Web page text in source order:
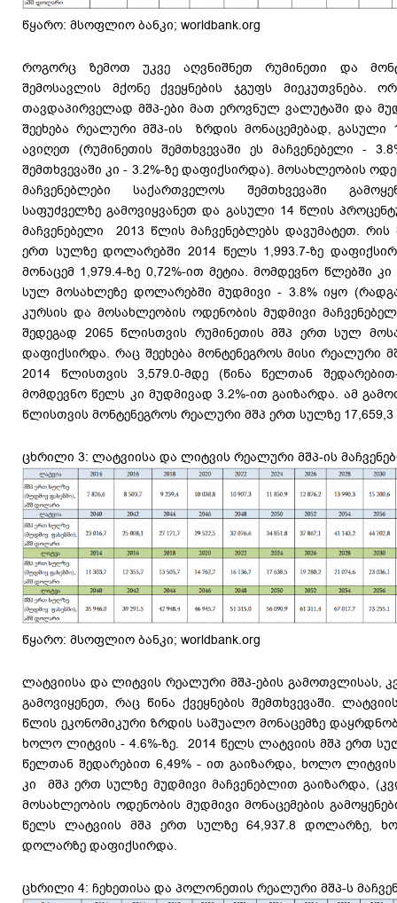
წყარო: მსოფლიო ბანკი; worldbank.org
როგორც ზემოთ უკვე აღვნიშნეთ რუმინეთი და
შემოსავლის მქონე ქვეყნების ჯგუფს მიეკუთვნება.
თავდაპირველად მშპ-ები მათ ეროვნულ ვალუტაში და
შეეხება რეალური მშპ-ის ზრდის მონაცემებად,
ავიღეთ (რუმინეთის შემთხვევაში ეს მაჩვენებელი -
შემთხვევაში კი - 3.2%-ზე დაფიქსირდა). მოსახლეობის
მაჩვენებლები საქართველოს შემთხვევაში
საფუძველზე გამოვიყვანეთ და გასული 14 წლის
მაჩვენებელი 2013 წლის მაჩვენებლებს დავუმატეთ. რის
ერთ სულზე დოლარებში 2014 წელს 1,993.7-ზე
მონაცემ 1,979.4-ზე 0,72%-ით მეტია. მომდევნო წლებში
სულ მოსახლეზე დოლარებში მუდმივი - 3.8% იყო
კურსის და მოსახლეობის ოდენობის მუდმივი
შედეგად 2065 წლისთვის რუმინეთის მშპ ერთ სულ
დაფიქსირდა. რაც შეეხება მონტენეგროს მისი რეალური
2014 წლისთვის 3,579.0-მდე (წინა წელთან
მომდევნო წელს კი მუდმივად 3.2%-ით გაიზარდა. ამ
წლისთვის მონტენეგროს რეალური მშპ ერთ სულზე
ცხრილი 3: ლატვიისა და ლიტვის რეალური მშპ-ის
წყარო: მსოფლიო ბანკი; worldbank.org
ლატვიისა და ლიტვის რეალური მშპ-ების გამოთვლისას,
გამოვიყენეთ, რაც წინა ქვეყნების შემთხვევაში.
წლის ეკონომიკური ზრდის საშუალო მონაცემზე
ხოლო ლიტვის - 4.6%-ზე. 2014 წელს ლატვიის მშპ ერთ
წელთან შედარებით 6,49% - ით გაიზარდა, ხოლო ლიტვის
კი მშპ ერთ სულზე მუდმივი მაჩვენებლით გაიზარდა,
მოსახლეობის ოდენობის მუდმივი მონაცემების
წელს ლატვიის მშპ ერთ სულზე 64,937.8 დოლარზე,
დოლარზე დაფიქსირდა.
ცხრილი 4: ჩეხეთისა და პოლონეთის რეალური მშპ-ს